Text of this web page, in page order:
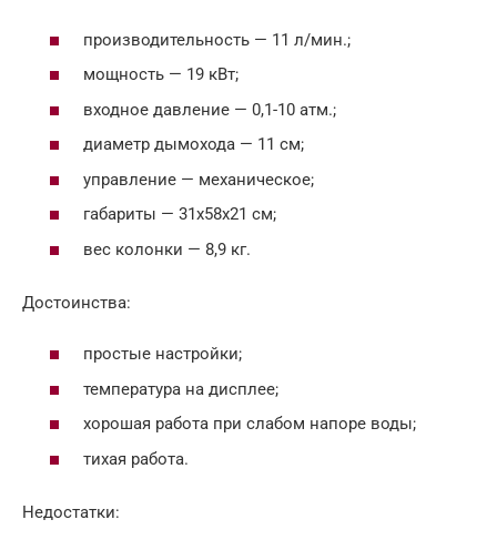
производительность — 11 л/мин.;
мощность — 19 кВт;
входное давление — 0,1-10 атм.;
диаметр дымохода — 11 см;
управление — механическое;
габариты — 31х58х21 см;
вес колонки — 8,9 кг.
Достоинства:
простые настройки;
температура на дисплее;
хорошая работа при слабом напоре воды;
тихая работа.
Недостатки: